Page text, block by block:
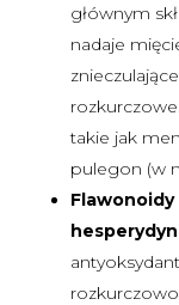
głównym
nadaje
takie jak
pulegon (w